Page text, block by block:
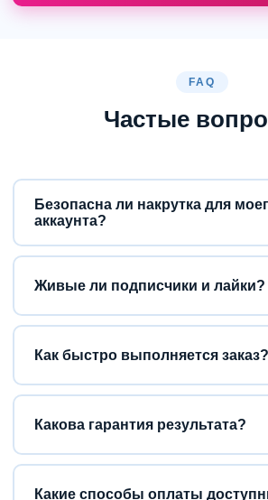
FAQ
Частые
Безопасна ли накрутка для
аккаунта?
Живые ли подписчики и лайки?
Как быстро выполняется заказ?
Какова гарантия результата?
Какие способы оплаты